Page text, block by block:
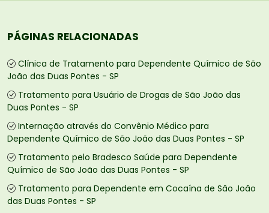
PÁGINAS RELACIONADAS
Clínica de Tratamento para Dependente Químico de São
João das Duas Pontes - SP
Tratamento para Usuário de Drogas de São João das
Duas Pontes - SP
Internação através do Convênio Médico para
Dependente Químico de São João das Duas Pontes - SP
Tratamento pelo Bradesco Saúde para Dependente
Químico de São João das Duas Pontes - SP
Tratamento para Dependente em Cocaína de São João
das Duas Pontes - SP